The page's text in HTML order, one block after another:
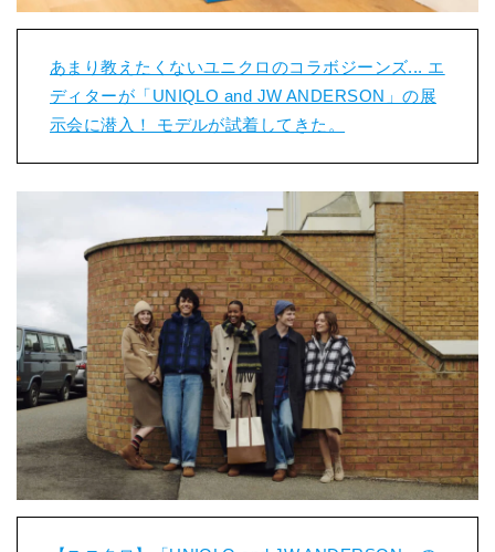
あまり教えたくないユニクロのコラボジーンズ... エ
ディターが「UNIQLO and JW ANDERSON」の展
示会に潜入！ モデルが試着してきた。